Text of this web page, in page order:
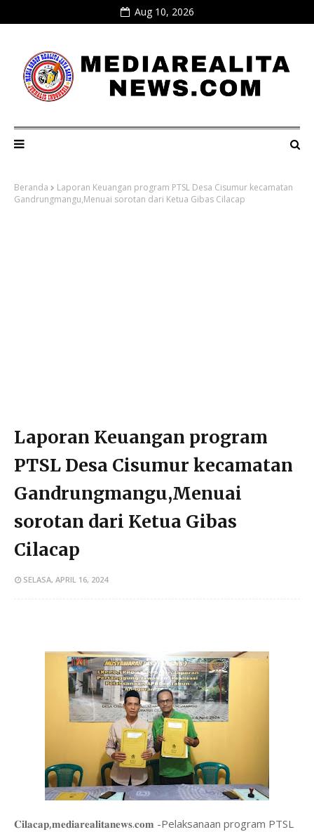
Aug 10, 2026
Beranda
Laporan Keuangan program PTSL Desa Cisumur kecamatan
Gandrungmangu,Menuai sorotan dari Ketua Gibas Cilacap
Laporan Keuangan program
PTSL Desa Cisumur kecamatan
Gandrungmangu,Menuai
sorotan dari Ketua Gibas
Cilacap
SELASA, APRIL 16, 2024
𝐂𝐢𝐥𝐚𝐜𝐚𝐩,𝐦𝐞𝐝𝐢𝐚𝐫𝐞𝐚𝐥𝐢𝐭𝐚𝐧𝐞𝐰𝐬.𝐜𝐨𝐦 -Pelaksanaan program PTSL